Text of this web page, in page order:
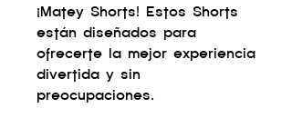
¡Matey Shorts! Estos Shorts
están diseñados para
ofrecerte la mejor experiencia
divertida y sin
preocupaciones.